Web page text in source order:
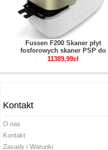
Fussen F200 Skaner płyt
fosforowych skaner PSP do
obrazowania rentgenowskiego
11389,99zł
Kontakt
O nas
Kontakt
Zasady i Warunki